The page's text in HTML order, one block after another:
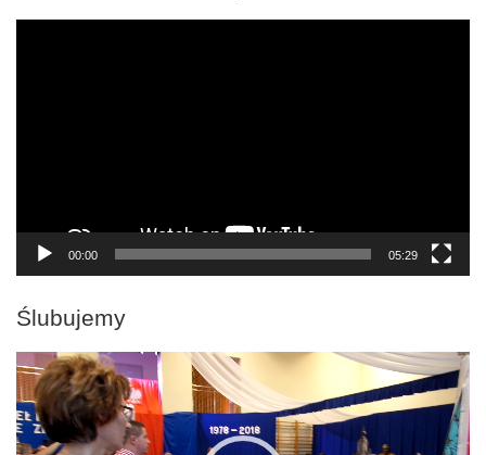
00:00 05:29
Ślubujemy
Odtwarzacz
video